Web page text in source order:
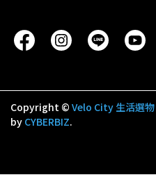
Copyright © Velo City 生活選物
by CYBERBIZ.